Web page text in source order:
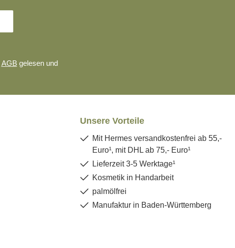
AGB gelesen und
Unsere Vorteile
Mit Hermes versandkostenfrei ab 55,-
Euro¹, mit DHL ab 75,- Euro¹
Lieferzeit 3-5 Werktage¹
Kosmetik in Handarbeit
palmölfrei
Manufaktur in Baden-Württemberg